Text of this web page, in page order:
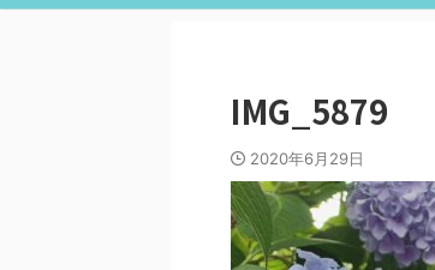
IMG_5879
2020年6月29日